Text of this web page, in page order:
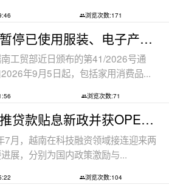
浏览次数:171
越南暂停已使用服装、电子产品、摩托车
工贸部近日颁布的第41/2026号通
年9月5日起，包括家用消费品...
浏览次数:71
越南推贷款贴息新政并获OPEC基金5000万美
7月，越南在科技融资领域接连迎来两
展，分别为国内政策激励与...
浏览次数:104